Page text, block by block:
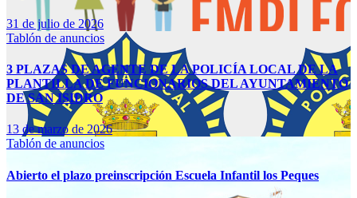
31 de julio de 2026
Tablón de anuncios
3 PLAZAS DE AGENTE DE LA POLICÍA LOCAL DE LA
PLANTILLA DE FUNCIONARIOS DEL AYUNTAMIENTO
DE SAN ISIDRO
13 de marzo de 2026
Tablón de anuncios
Abierto el plazo preinscripción Escuela Infantil los Peques